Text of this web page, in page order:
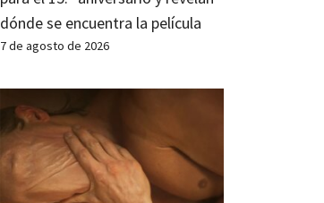
dónde se encuentra la película
7 de agosto de 2026